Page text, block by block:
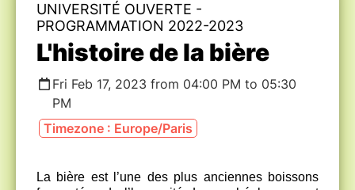
UNIVERSITÉ OUVERTE -
PROGRAMMATION 2022-2023
L'histoire de la bière
Fri Feb 17, 2023 from 04:00 PM to 05:30
PM
Timezone : Europe/Paris
La bière est l’une des plus anciennes boissons